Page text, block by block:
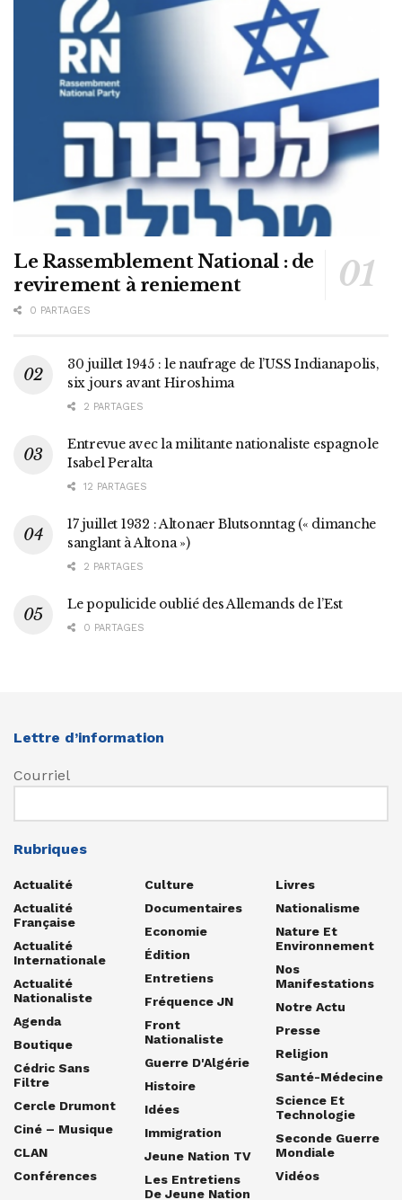
Le Rassemblement National : de
revirement à reniement
0 PARTAGES
30 juillet 1945 : le naufrage de l’USS Indianapolis,
six jours avant Hiroshima
2 PARTAGES
Entrevue avec la militante nationaliste espagnole
Isabel Peralta
12 PARTAGES
17 juillet 1932 : Altonaer Blutsonntag (« dimanche
sanglant à Altona »)
2 PARTAGES
Le populicide oublié des Allemands de l’Est
0 PARTAGES
Lettre d’information
Courriel
Rubriques
Actualité
Actualité
Française
Actualité
Internationale
Actualité
Nationaliste
Agenda
Boutique
Cédric Sans
Filtre
Cercle Drumont
Ciné – Musique
CLAN
Conférences
Culture
Documentaires
Economie
Édition
Entretiens
Fréquence JN
Front
Nationaliste
Guerre D'Algérie
Histoire
Idées
Immigration
Jeune Nation TV
Les Entretiens
De Jeune Nation
Livres
Nationalisme
Nature Et
Environnement
Nos
Manifestations
Notre Actu
Presse
Religion
Santé-Médecine
Science Et
Technologie
Seconde Guerre
Mondiale
Vidéos